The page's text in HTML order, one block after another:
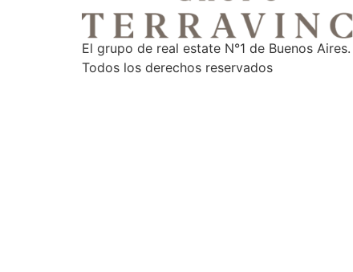
El grupo de real estate N°1 de Buenos Aires.
Todos los derechos reservados